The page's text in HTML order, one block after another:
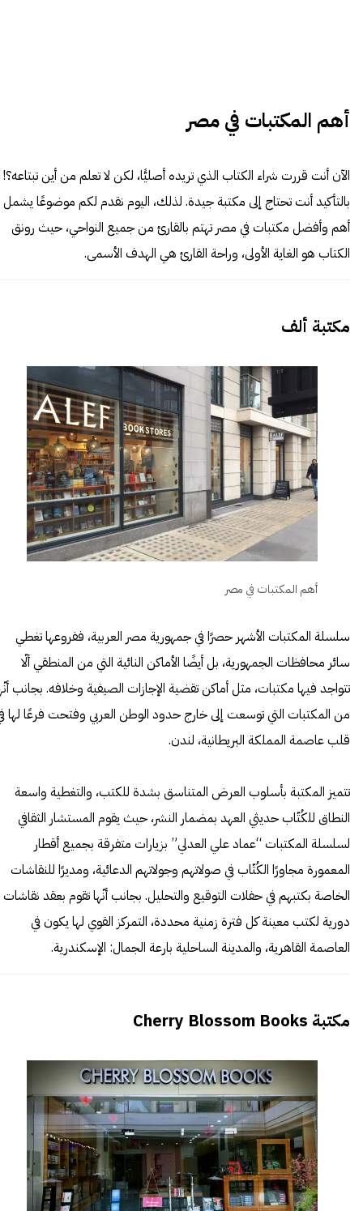
أهم المكتبات في مصر
الآن أنت قررت شراء الكتاب الذي تريده أصليًّا، لكن لا تعلم من أين تبتاعه؟!
بالتأكيد أنت تحتاج إلى مكتبة جيدة. لذلك، اليوم نقدم لكم موضوعًا يشمل
أهم وأفضل مكتبات في مصر تهتم بالقارئ من جميع النواحي، حيث رونق
الكتاب هو الغاية الأولى، وراحة القارئ هي الهدف الأسمى.
مكتبة ألف
أهم المكتبات في مصر
سلسلة المكتبات الأشهر حصرًا في جمهورية مصر العربية، ففروعها تغطي
سائر محافظات الجمهورية، بل أيضًا الأماكن النائية التي من المنطقي ألّا
تتواجد فيها مكتبات، مثل أماكن تقضية الإجازات الصيفية وخلافه. بجانب
من المكتبات التي توسعت إلى خارج حدود الوطن العربي وفتحت فرعًا لها
قلب عاصمة المملكة البريطانية، لندن.
تتميز المكتبة بأسلوب العرض المتناسق بشدة للكتب، والتغطية واسعة
النطاق للكُتّاب حديثي العهد بمضمار النشر، حيث يقوم المستشار الثقافي
لسلسلة المكتبات “عماد علي العدلي” بزيارات متفرقة بجميع أقطار
المعمورة مجاورًا الكُتّاب في صولاتهم وجولاتهم الدعائية، ومديرًا للنقاشات
الخاصة بكتبهم في حفلات التوقيع والتحليل. بجانب أنّها تقوم بعقد نقاشات
دورية لكتب معينة كل فترة زمنية محددة، التمركز القوي لها يكون في
العاصمة القاهرية، والمدينة الساحلية بارعة الجمال: الإسكندرية.
مكتبة Cherry Blossom Books